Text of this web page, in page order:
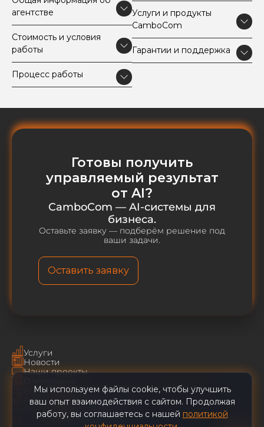
агентстве
Стоимость и условия
работы
Процесс работы
Услуги и продукты
CamboCom
Гарантии и поддержка
Готовы получить
управляемый результат
от AI?
CamboCom — AI-системы для
бизнеса.
Оставьте заявку — подберём решение под
ваши задачи.
Оставить заявку
info@cambocom.com
Карьера
Пользовательское соглашение
Политика конфиденциальности
Услуги
Новости
Наши проекты
Мы используем файлы cookie, чтобы улучшить
ваш опыт взаимодействия с сайтом. Продолжая
работу, вы соглашаетесь с нашей политикой
CamboCom AI ✕